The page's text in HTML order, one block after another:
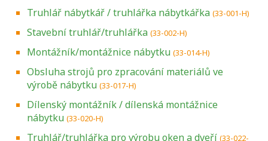
Truhlář nábytkář / truhlářka nábytkářka (33-001-H)
Stavební truhlář/truhlářka (33-002-H)
Montážník/montážnice nábytku (33-014-H)
Obsluha strojů pro zpracování materiálů ve
výrobě nábytku (33-017-H)
Dílenský montážník / dílenská montážnice
nábytku (33-020-H)
Truhlář/truhlářka pro výrobu oken a dveří (33-022-